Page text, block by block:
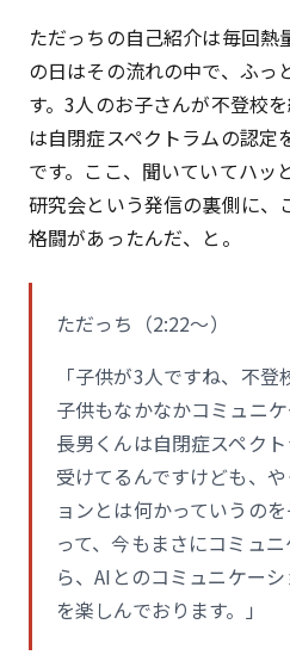
ただっちの自己紹介は毎回熱
の日はその流れの中で、ふっ
す。3人のお子さんが不登校
は自閉症スペクトラムの認定
です。ここ、聞いていてハッ
研究会という発信の裏側に、
格闘があったんだ、と。
ただっち（2:22〜）
「子供が3人ですね、不登
子供もなかなかコミュニ
長男くんは自閉症スペク
受けてるんですけども、
ョンとは何かっていうの
って、今もまさにコミュ
ら、AIとのコミュニケー
を楽しんでおります。」